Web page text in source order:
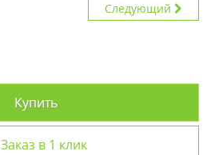
Следующий
Купить
Заказ в 1 клик